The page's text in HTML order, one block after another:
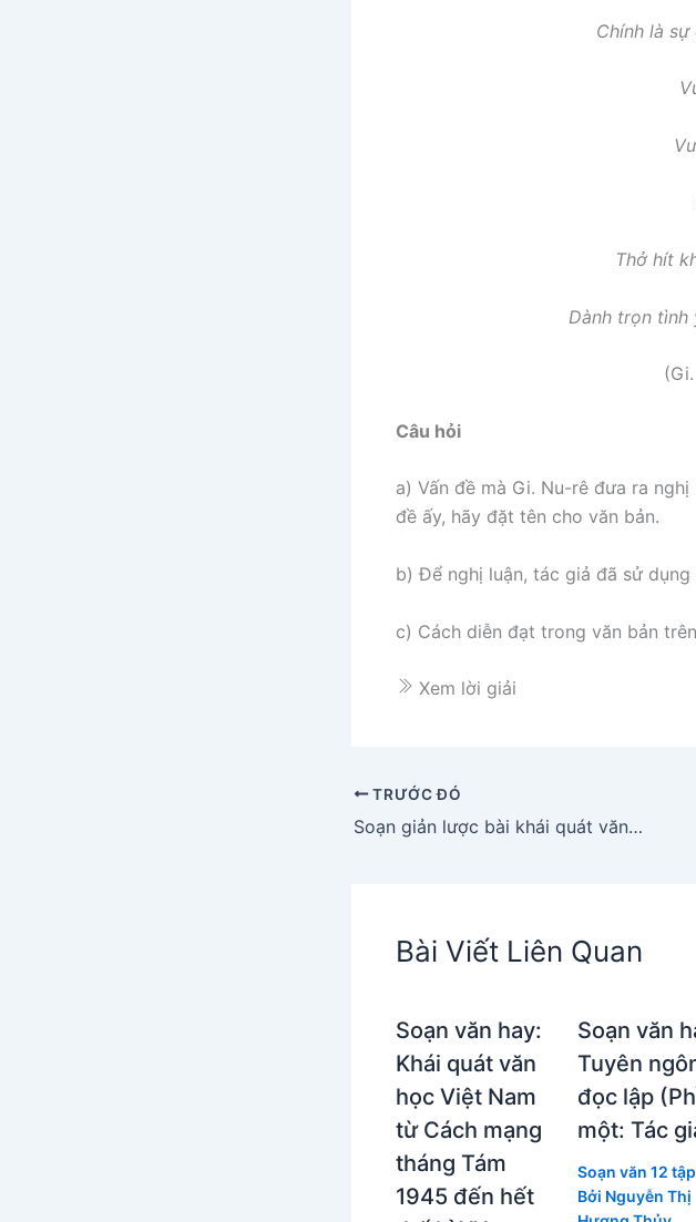
Chính là
Thở hít
Dành trọn tình
Câu hỏi
a) Vấn đề mà Gi. Nu-rê đưa ra
đề ấy, hãy đặt tên cho văn bản.
b) Để nghị luận, tác giả đã sử
c) Cách diễn đạt trong văn bản
Xem lời giải
TRƯỚC ĐÓ
Soạn giản lược bài khái quát văn học Việt Nam từ Cách mạng tháng Tám 1945 đến hết thế kỉ XX
Bài Viết Liên Quan
Soạn văn hay:
Khái quát văn
học Việt Nam
từ Cách mạng
tháng Tám
1945 đến hết
Soạn văn
Tuyên
đọc lập
một: Tác
Soạn văn 12 tập
Bởi Nguyễn Thị